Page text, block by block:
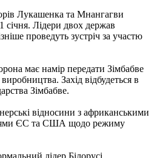
Лукашенка та Мнангагви
січня. Лідери двох держав
проведуть зустріч за участю
має намір передати Зімбабве
Захід відбудеться в
Зімбабве.
відносини з африканськими
ЄС та США щодо режиму
лідер Білорусі